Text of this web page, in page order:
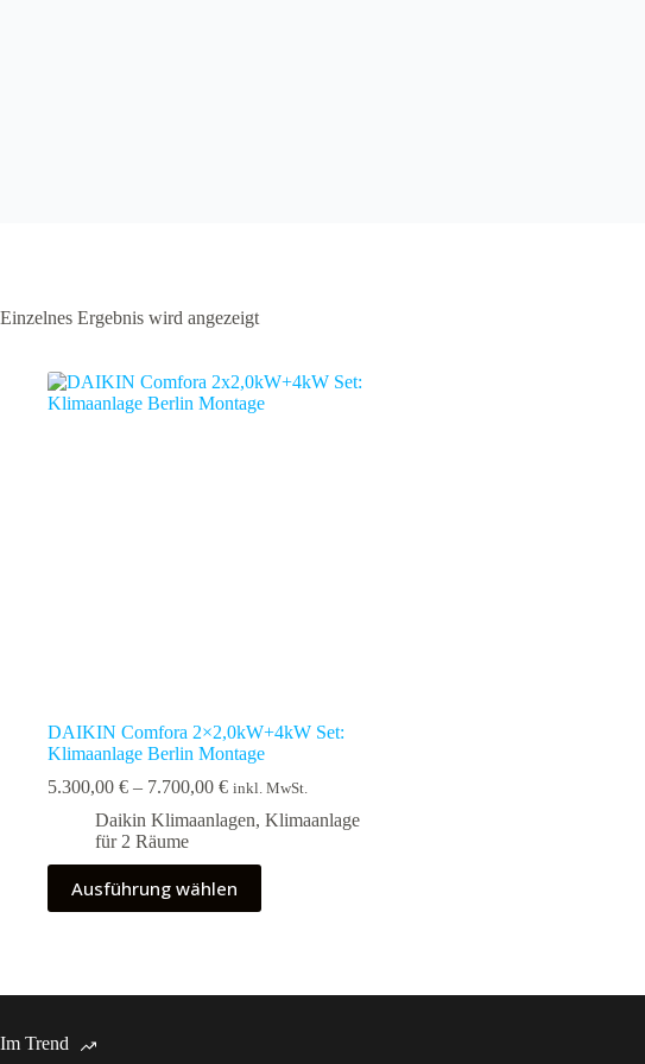
Einzelnes Ergebnis wird angezeigt
DAIKIN Comfora 2×2,0kW+4kW Set:
Klimaanlage Berlin Montage
5.300,00 € – 7.700,00 €Preisspanne:
bis
inkl. MwSt.
Daikin Klimaanlagen, Klimaanlage
für 2 Räume
Ausführung wählen
Dieses
Produkt
weist
Die
können
Im Trend